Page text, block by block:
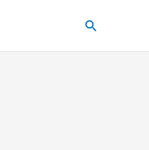
Pesquisar